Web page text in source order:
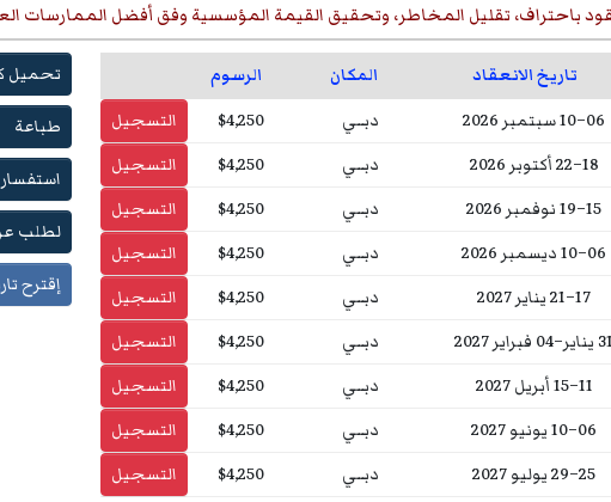
باحتراف، تقليل المخاطر، وتحقيق القيمة المؤسسية وفق أفضل الممارسات
تاريخ الانعقاد المكان الرسوم
06–10 سبتمبر 2026 دبــي $4,250 التسجيل
18–22 أكتوبر 2026 دبــي $4,250 التسجيل
15–19 نوفمبر 2026 دبــي $4,250 التسجيل
06–10 ديسمبر 2026 دبــي $4,250 التسجيل
17–21 يناير 2027 دبــي $4,250 التسجيل
31 يناير–04 فبراير 2027 دبــي $4,250 التسجيل
11–15 أبريل 2027 دبــي $4,250 التسجيل
06–10 يونيو 2027 دبــي $4,250 التسجيل
25–29 يوليو 2027 دبــي $4,250 التسجيل
تحميل
طباعة
لطلب
إقترح